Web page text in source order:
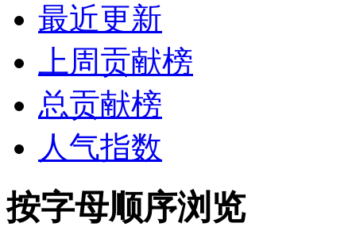
最近更新
上周贡献榜
总贡献榜
人气指数
按字母顺序浏览